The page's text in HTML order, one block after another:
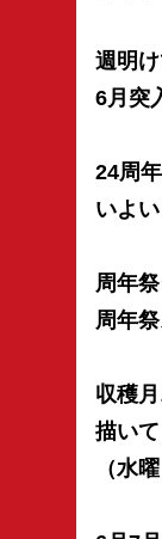
週明
6月突
24周
いよ
周年
周年
収穫
描い
（水